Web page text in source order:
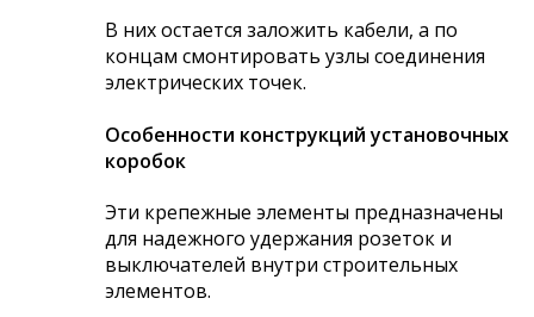
В них остается заложить кабели, а по
концам смонтировать узлы соединения
электрических точек.
Особенности конструкций установочных
коробок
Эти крепежные элементы предназначены
для надежного удержания розеток и
выключателей внутри строительных
элементов.